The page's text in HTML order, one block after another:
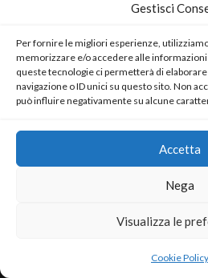
Gestisci
Per fornire le migliori esperienze,
memorizzare e/o accedere alle
queste tecnologie ci permetterà di
navigazione o ID unici su questo sito. Non
può influire negativamente su alcune
Accetta
Nega
Visualizza le
Cookie Policy
15 Aprile 2025
Neve| Powered by
Contact